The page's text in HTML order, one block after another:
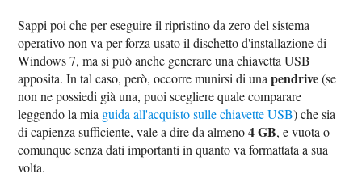
Sappi poi che per eseguire il ripristino da zero del sistema
operativo non va per forza usato il dischetto d'installazione di
Windows 7, ma si può anche generare una chiavetta USB
apposita. In tal caso, però, occorre munirsi di unapendrive(se
non ne possiedi già una, puoi scegliere quale comparare
leggendo la mia guida all'acquisto sulle chiavette USB) che sia
di capienza sufficiente, vale a dire da almeno4 GB, e vuota o
comunque senza dati importanti in quanto va formattata a sua
volta.